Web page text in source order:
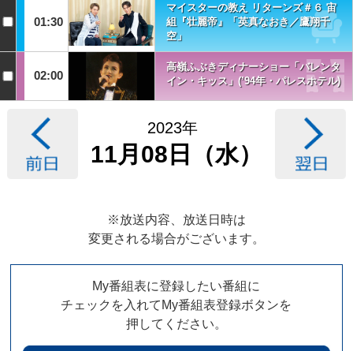
01:30
マイスターの教え リターンズ＃６ 宙
組『壮麗帝』「英真なおき／鷹翔千
空」
02:00
高嶺ふぶきディナーショー「バレンタ
イン・キッス」(’94年・パレスホテル)
2023年
11月08日（水）
※放送内容、放送日時は
変更される場合がございます。
My番組表に登録したい番組に
チェックを入れてMy番組表登録ボタンを
押してください。